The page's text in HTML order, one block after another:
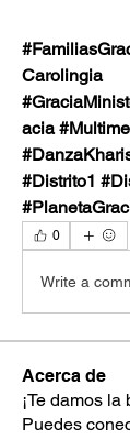
Carolingia
acia
#Distrito1
0
Write a
Acerca de
¡Te damos
Puedes